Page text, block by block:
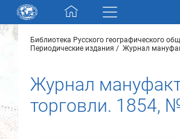
Skip navigation
Разделы и коллекции
Электронный каталог
Новости
Библиотека Русского географического
Периодические издания
Журнал
Журнал
торговли. 1854,